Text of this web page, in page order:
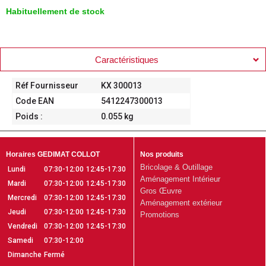
Habituellement de stock
Caractéristiques
Réf Fournisseur
KX 300013
Code EAN
5412247300013
Poids :
0.055 kg
Horaires GEDIMAT COLLOT
Lundi
07:30-12:00 12:45-17:30
Mardi
07:30-12:00 12:45-17:30
Mercredi
07:30-12:00 12:45-17:30
Jeudi
07:30-12:00 12:45-17:30
Vendredi
07:30-12:00 12:45-17:30
Samedi
07:30-12:00
Dimanche Fermé
Nos produits
Bricolage & Outillage
Aménagement Intérieur
Gros Œuvre
Aménagement extérieur
Promotions